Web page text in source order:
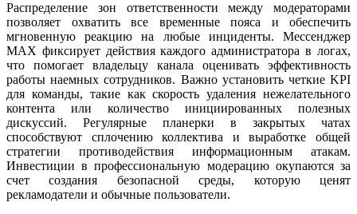
Распределение зон ответственности между модераторами
позволяет охватить все временные пояса и обеспечить
мгновенную реакцию на любые инциденты. Мессенджер
MAX фиксирует действия каждого администратора в логах,
что помогает владельцу канала оценивать эффективность
работы наемных сотрудников. Важно установить четкие KPI
для команды, такие как скорость удаления нежелательного
контента или количество инициированных полезных
дискуссий. Регулярные планерки в закрытых чатах
способствуют сплочению коллектива и выработке общей
стратегии противодействия информационным атакам.
Инвестиции в профессиональную модерацию окупаются за
счет создания безопасной среды, которую ценят
рекламодатели и обычные пользователи.